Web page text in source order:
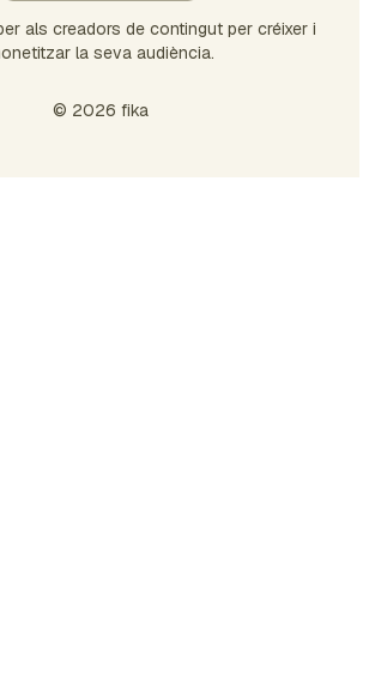
als creadors de contingut per créixer i
la seva audiència.
© 2026 fika